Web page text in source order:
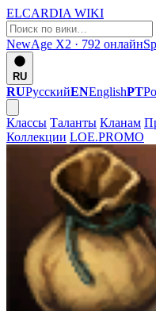
ELCARDIA WIKI
NewAge X2 · 792 онлайн
RU
RUРусскийENEnglishPT
Классы Таланты Кланам
Коллекции LOE.PROMO